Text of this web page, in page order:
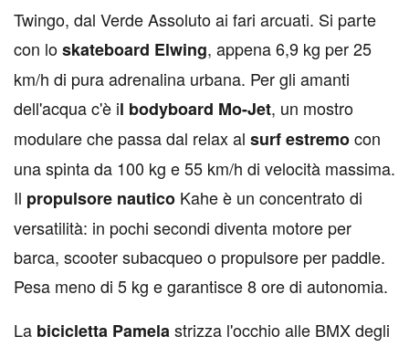
Twingo, dal Verde Assoluto ai fari arcuati. Si parte
con loskateboard Elwing, appena 6,9 kg per 25
km/h di pura adrenalina urbana. Per gli amanti
dell'acqua c'è il bodyboard Mo-Jet, un mostro
modulare che passa dal relax al surf estremocon
una spinta da 100 kg e 55 km/h di velocità massima.
Il propulsore nautico Kahe è un concentrato di
versatilità: in pochi secondi diventa motore per
barca, scooter subacqueo o propulsore per paddle.
Pesa meno di 5 kg e garantisce 8 ore di autonomia.
La bicicletta Pamelastrizza l'occhio alle BMX degli